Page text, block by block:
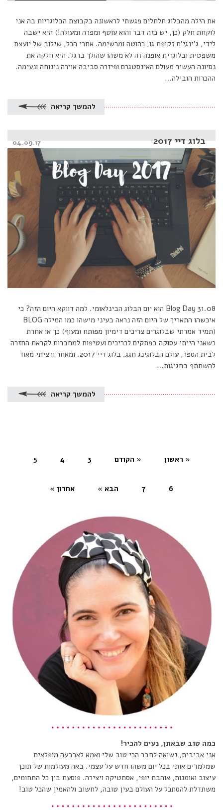
את הילה מהבלוג תלתלים פגשתי לראשונה בקבוצת הבלוגריות בה אני
לוקחת חלק (כן, יש כזה דבר והוא עוטף ומפרה ומעולה!) היא ישבה
לידי, ג’ינגי’ת זקופת גו, רהוטה ומרשימה. אחרי הכל, שילוב של יועצת
משפטית ובלוגרית אופנה זה לא משהו שהולך ברגל. היא חלקה את
נסיונה העשיר מעולם האינסטגרם ופיזרה סביבה אוירה נינוחה ונעימה.
ההכרות הובילה…
להמשך קריאה
בלוג דיי 2017 Posted
on
04.09.17
Blog Day 31.08 הוא יום הבלוג הבינלאומי. למה דווקא היום הזה? כי
איכשהו התאריך של היום הזה נראה בעיני מישהו כמו המילה BLOG
(תמיד אמרתי שבלוגרים צריכים דימיון מפותח ומעוף) כך או אחרת
כשאני הייתי עסוקה בפתקים לכריכים ועטיפות למחברות לקראת החזרה
לבית הספר, עולם הבלוגינג חגג. בלוג דיי 2017. ומאחר ורציתי מאוד
להשתתף בחגיגות…
להמשך קריאה
« ראשון « הקודם 3
4
5
6
7 הבא » אחרון »
כמה טוב שבאתן, נעים להכיר!
אני אביבית, נשואה לחבר הכי טוב שלי ואמא לארבעה מופלאים
שמלמדים אותי בכל יום משהו חדש על עצמי. באה מעולמות של תוכן
עיצוב ואומנות, אוהבת יופי, אסתטיקה ויצירה. פוסעת בין כל התחומים,
משתדלת להסתכל על העולם בעין טובה, לחשוב ולהאמין שהכל טוב!